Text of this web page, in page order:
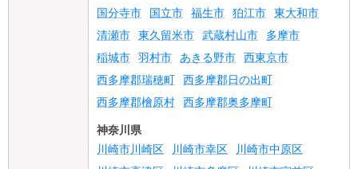
国分寺市 国立市 福生市 狛江市 東大和市
清瀬市 東久留米市 武蔵村山市 多摩市
稲城市 羽村市 あきる野市 西東京市
西多摩郡瑞穂町 西多摩郡日の出町
西多摩郡檜原村 西多摩郡奥多摩町
神奈川県
川崎市川崎区
川崎市幸区
川崎市中原区